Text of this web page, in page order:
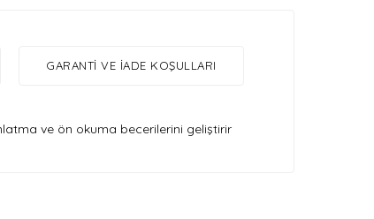
GARANTI VE İADE KOŞULLARI
ve ön okuma becerilerini geliştirir